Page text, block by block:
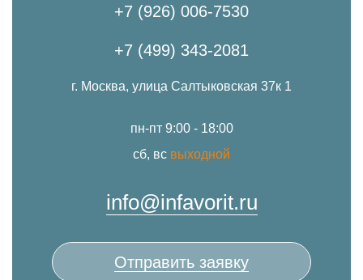
+7 (926) 006-7530
+7 (499) 343-2081
г. Москва, улица Салтыковская 37к 1
пн-пт 9:00 - 18:00
сб, вс выходной
info@infavorit.ru
Отправить заявку